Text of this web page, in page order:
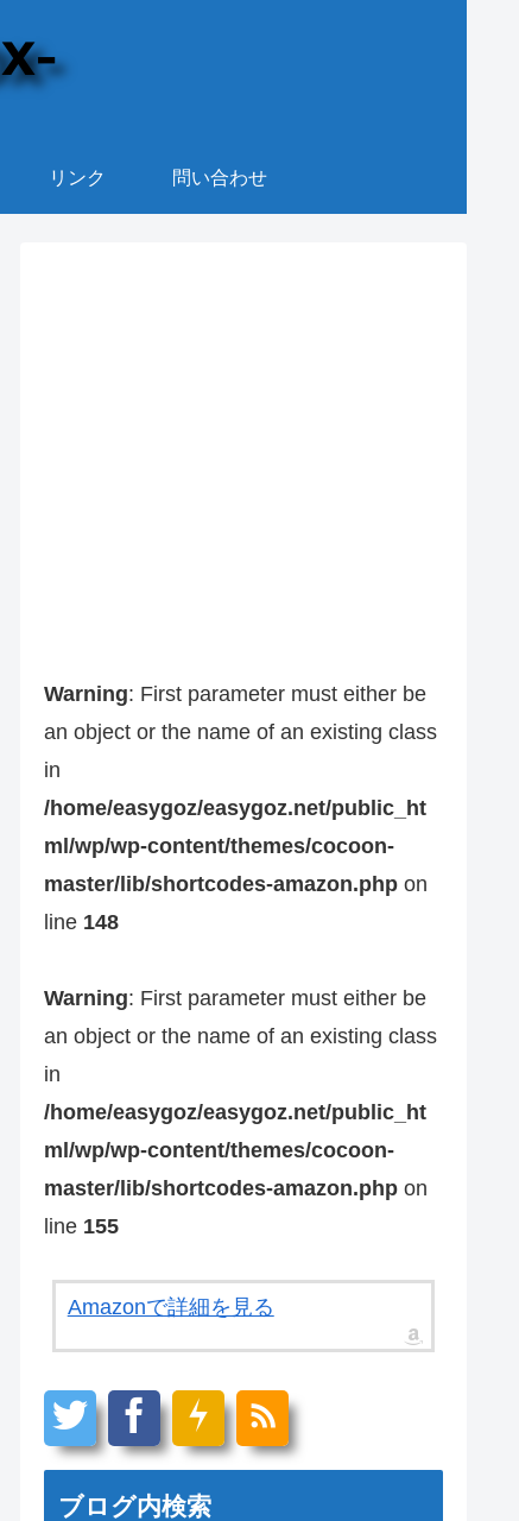
リンク 問い合わせ
Warning: First parameter must either be
an object or the name of an existing class
in
/home/easygoz/easygoz.net/public_ht
ml/wp/wp-content/themes/cocoon-
master/lib/shortcodes-amazon.php on
line 148
Warning: First parameter must either be
an object or the name of an existing class
in
/home/easygoz/easygoz.net/public_ht
ml/wp/wp-content/themes/cocoon-
master/lib/shortcodes-amazon.php on
line 155
Amazonで詳細を見る
ブログ内検索